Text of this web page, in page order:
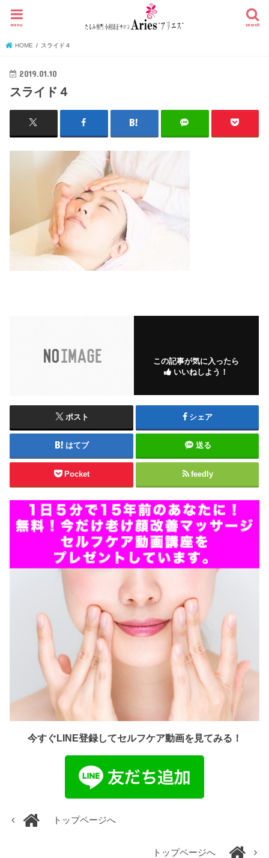
search
menu
HOME スライド４
2019.01.10
スライド４
この記事が気に入ったら
いいねしよう！
ポスト シェア
はてブ 送る
Pocket feedly
今すぐLINE登録してセルフケア動画を見てみる！
トップページへ
トップページへ